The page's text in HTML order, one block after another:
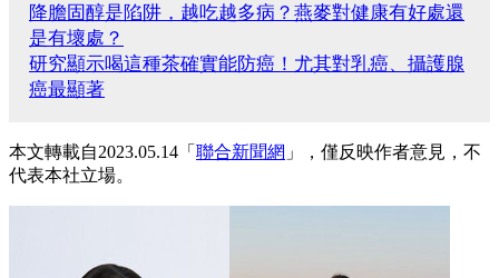
降膽固醇是陷阱，越吃越多病？燕麥對健康有好處還
是有壞處？
研究顯示喝這種茶確實能防癌！尤其對乳癌、攝護腺
癌最顯著
本文轉載自2023.05.14「 聯合新聞網 」，僅反映作者意見，不
代表本社立場。